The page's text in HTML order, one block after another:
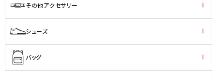
その他アクセサリー
シューズ
バッグ